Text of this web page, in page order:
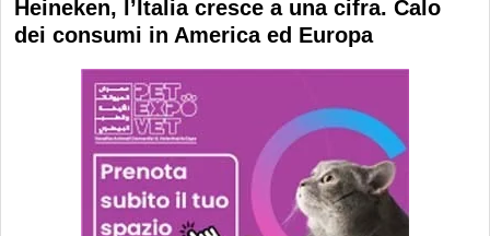
Heineken, l’Italia cresce a una cifra. Calo
dei consumi in America ed Europa